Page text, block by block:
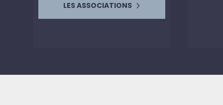
LES ASSOCIATIONS